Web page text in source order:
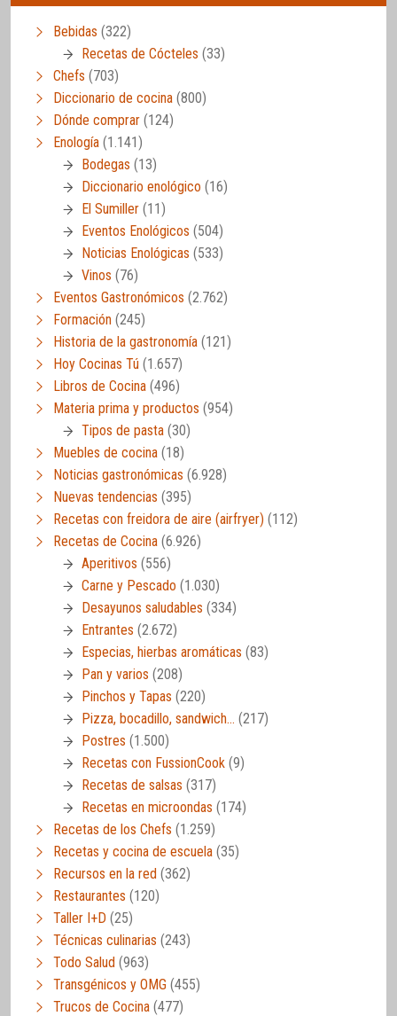
Bebidas (322)
Recetas de Cócteles (33)
Chefs (703)
Diccionario de cocina (800)
Dónde comprar (124)
Enología (1.141)
Bodegas (13)
Diccionario enológico (16)
El Sumiller (11)
Eventos Enológicos (504)
Noticias Enológicas (533)
Vinos (76)
Eventos Gastronómicos (2.762)
Formación (245)
Historia de la gastronomía (121)
Hoy Cocinas Tú (1.657)
Libros de Cocina (496)
Materia prima y productos (954)
Tipos de pasta (30)
Muebles de cocina (18)
Noticias gastronómicas (6.928)
Nuevas tendencias (395)
Recetas con freidora de aire (airfryer) (112)
Recetas de Cocina (6.926)
Aperitivos (556)
Carne y Pescado (1.030)
Desayunos saludables (334)
Entrantes (2.672)
Especias, hierbas aromáticas (83)
Pan y varios (208)
Pinchos y Tapas (220)
Pizza, bocadillo, sandwich… (217)
Postres (1.500)
Recetas con FussionCook (9)
Recetas de salsas (317)
Recetas en microondas (174)
Recetas de los Chefs (1.259)
Recetas y cocina de escuela (35)
Recursos en la red (362)
Restaurantes (120)
Taller I+D (25)
Técnicas culinarias (243)
Todo Salud (963)
Transgénicos y OMG (455)
Trucos de Cocina (477)